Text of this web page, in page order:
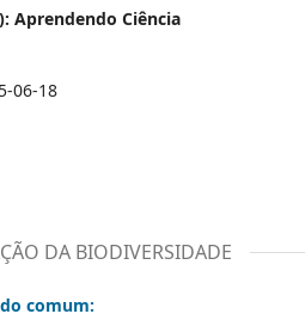
Aprendendo Ciência
06-18
DA BIODIVERSIDADE
comum: